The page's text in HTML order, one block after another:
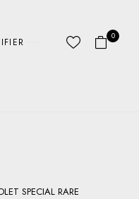
0
SPECIAL RARE